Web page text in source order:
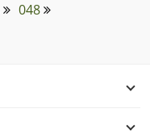
048